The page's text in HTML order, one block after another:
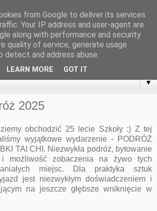
▼
2025
obchodzić 25 lecie Szkoły :) Z tej
wyjątkowe wydarzenie - PODRÓŻ
TAI CHI. Niezwykła podróż, bytowanie
możliwość zobaczenia na żywo tych
miejsc. Dla praktyka sztuk
jest niezwykłym doświadczeniem i
na jeszcze głębsze wniknięcie w
from Google to deliver its services
Your IP address and user-agent are
along with performance and security
quality of service, generate usage
detect and address abuse.
LEARN MORE GOT IT